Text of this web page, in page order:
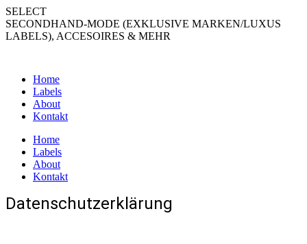
Zum
Inhalt
springen
SELECT
SECONDHAND-MODE (EXKLUSIVE MARKEN/LUXUS
LABELS), ACCESOIRES & MEHR
Home
Labels
About
Kontakt
Home
Labels
About
Kontakt
Datenschutzerklärung